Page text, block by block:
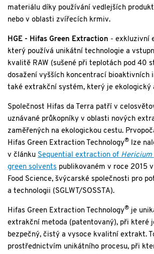
materiálu díky používání vedlejších
nebo v oblasti zvířecích krmiv.
HGE - Hifas Green Extraction - exkluzivní
který používá unikátní technologie a
kvalitě RAW (sušené při teplotách pod 40
dosažení vyšších koncentrací bioaktivních
také extrakční systém, který je ekologický
Společnost Hifas da Terra patří v
uznávané průkopníky v oblasti nových
zaměřených na ekologickou cestu.
Hifas Green Extraction Technology®
lze
v článku Sequential extraction of Hericium
green solvents publikovaném v roce 2015
Food Science, švýcarské společnosti pro
a technologii (SGLWT/SOSSTA).
Hifas Green Extraction Technology® je
extrakční metoda (patentovaný), při které
bezpečný, čistý a vysoce kvalitní extrakt.
prostřednictvím unikátního procesu, při